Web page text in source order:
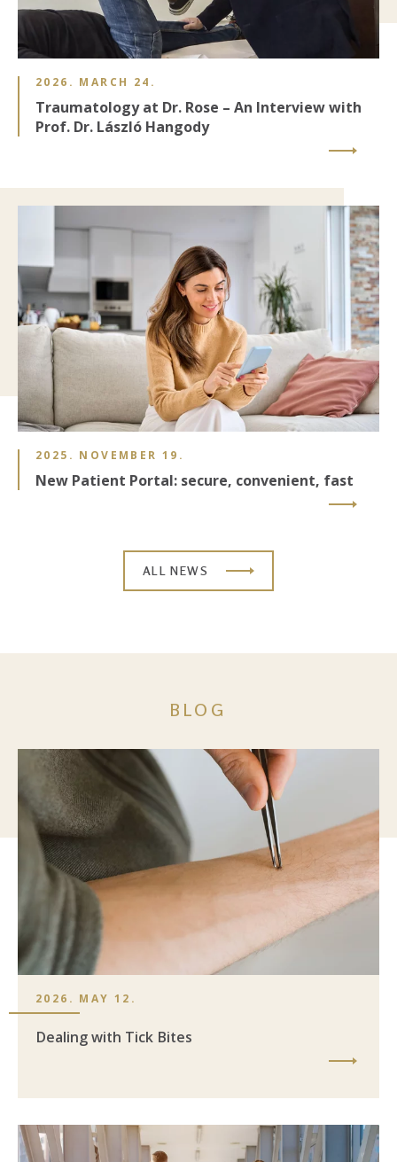
2026. MARCH 24.
Traumatology at Dr. Rose – An Interview with
Prof. Dr. László Hangody
2025. NOVEMBER 19.
New Patient Portal: secure, convenient, fast
ALL NEWS
BLOG
Image
2026. MAY 12.
Dealing with Tick Bites
Image